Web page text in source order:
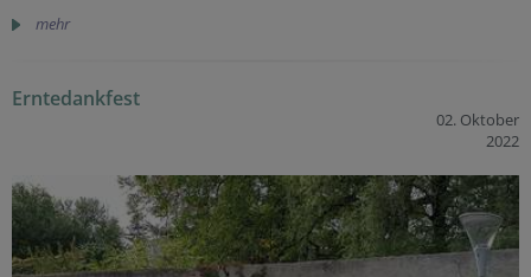
mehr
Erntedankfest
02. Oktober
2022